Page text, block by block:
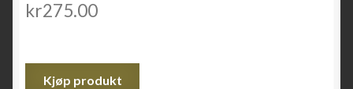
kr275.00
Kjøp produkt